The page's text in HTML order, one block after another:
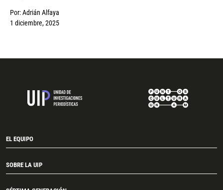
Por:Adrián Alfaya
1 diciembre, 2025
EL EQUIPO
SOBRE LA UIP